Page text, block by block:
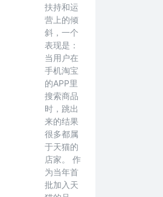
扶持和运
营上的倾
斜，一个
表现是：
当用户在
手机淘宝
的APP里
搜索商品
时，跳出
来的结果
很多都属
于天猫的
店家。 作
为当年首
批加入天